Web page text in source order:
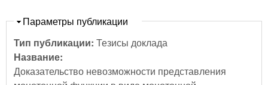
Скрыть
Параметры публикации
Тип публикации: Тезисы доклада
Название:
Доказательство невозможности представления